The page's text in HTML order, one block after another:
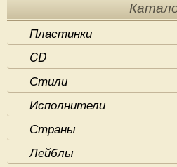
Пластинки
CD
Стили
Исполнители
Страны
Лейблы